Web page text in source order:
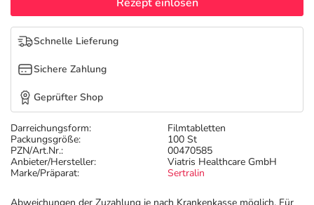
Tierapotheke
Marken
Salus Deals
Darreichungsform:
Filmtabletten
Packungsgröße:
100 St
PZN/Art.Nr.:
00470585
Anbieter/Hersteller:
Viatris Healthcare GmbH
Marke/Präparat:
Sertralin
Schnelle Lieferung
Sichere Zahlung
Geprüfter Shop